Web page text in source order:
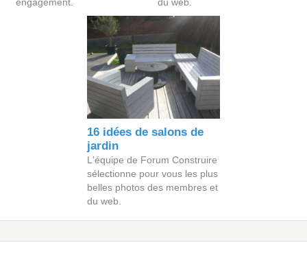
16 idées de salons de
jardin
L'équipe de Forum Construire
sélectionne pour vous les plus
belles photos des membres et
du web.